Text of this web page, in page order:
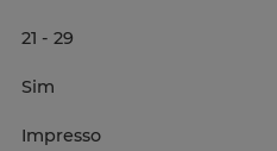
21 - 29
Sim
Impresso